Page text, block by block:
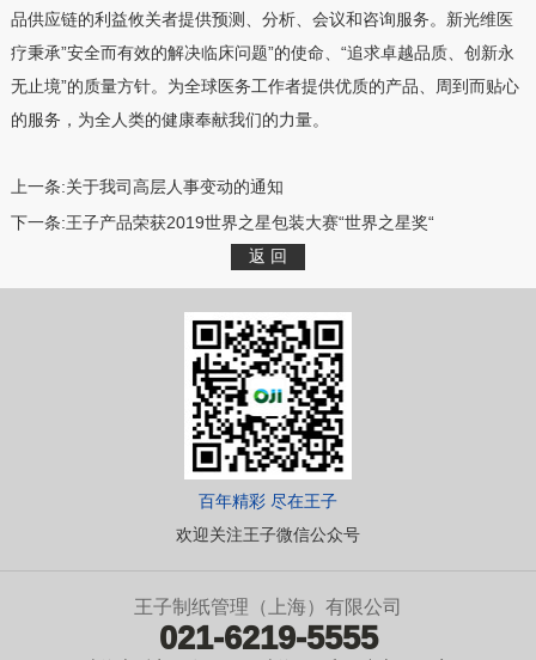
品供应链的利益攸关者提供预测、分析、会议和咨询服务。新光维医
疗秉承”安全而有效的解决临床问题”的使命、“追求卓越品质、创新永
无止境”的质量方针。为全球医务工作者提供优质的产品、周到而贴心
的服务，为全人类的健康奉献我们的力量。
上一条:关于我司高层人事变动的通知
下一条:王子产品荣获2019世界之星包装大赛“世界之星奖“
百年精彩 尽在王子
欢迎关注王子微信公众号
王子制纸管理（上海）有限公司
021-6219-5555